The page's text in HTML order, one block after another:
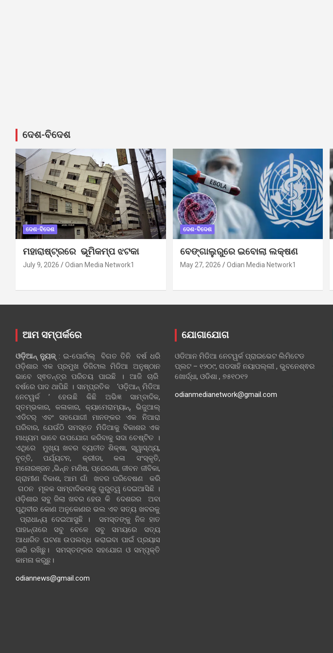
ଦେଶ-ବିଦେଶ
ଦେଶ-ବିଦେଶ
ମହାରାଷ୍ଟ୍ରରେ ଭୂମିକମ୍ପ ଝଟକା
July 9, 2026 Odian Media Network1
ଦେଶ-ବିଦେଶ
ବେଙ୍ଗାଲୁରୁରେ ଇବୋଲା ଲକ୍ଷଣ
May 27, 2026 Odian Media Network1
ଆମ ସମ୍ପର୍କରେ
ଓଡ଼ିଆନ୍‍ ନ୍ୟୁଜ୍‍: ଇ-ପୋର୍ଟାଲ୍ ବିଗତ ତିନି ବର୍ଷ ଧରି
ଓଡ଼ିଶାର ଏକ ପ୍ରମୁଖ ଡିଜିଟାଲ ମିଡିଆ ଅନୁଷ୍ଠାନ
ଭାବେ ସ୍ଵତନ୍ତ୍ର ପରିଚୟ ପାଇଛି । ଆଜି ଚାରି
ବର୍ଷରେ ପାଦ ଥାପିଛି । ସାମ୍ପ୍ରତିକ ‘ଓଡ଼ିଆନ୍‍ ମିଡିଆ
ନେଟୱର୍କ ’ ହେଉଛି କିଛି ଅଭିଜ୍ଞ ସାମ୍ବାଦିକ,
ସ୍ତମ୍ଭକାର, କଳାକାର, କ୍ୟାମେରାମ୍ୟାନ୍, ଭିଜୁଆଲ୍
ଏଡିଟର୍ ଏବଂ ସହଯୋଗୀ ମାନଙ୍କର ଏକ ନିଆରା
ପରିବାର, ଯେଉଁଠି ସମସ୍ତେ ମିଡିଆକୁ ବିକାଶର ଏକ
ମାଧ୍ୟମ ଭାବେ ଉପଯୋଗ କରିବାକୁ ସଦା ଚେଷ୍ଟିତ ।
ଏଥିରେ ମୁଖ୍ୟ ଖବର ବ୍ୟତୀତ ଶିକ୍ଷା, ସ୍ୱାସ୍ଥ୍ୟ,
ବୃତ୍ତି, ପର୍ଯ୍ୟଟନ, କ୍ରୀଡା, କଳା ସଂସ୍କୃତି,
ମନୋରଞ୍ଜନ ,ଭିନ୍ନ ମଣିଷ, ପ୍ରେରଣା, ଜୀବନ ଜୀବିକା,
ଗ୍ରାମୀଣ ବିକାଶ, ଆମ ଗାଁ ଖବର ପରିବେଷଣ କରି
ଗଠନ ମୂଳକ ସାମ୍ବାଦିକତାକୁ ଗୁରୁତ୍ୱ ଦେଇଆସିଛି ।
ଓଡ଼ିଶାର ସବୁ ଜିଲା ଖବର ହେଉ କି ଦେଶରର ଅବା
ପୃଥିବୀର କୋଣ ଅନୁକୋଣର ଭଲ ଏବ ସତ୍ୟ ଖବରକୁ
ପ୍ରାଧାନ୍ୟ ଦେଇଆସୁଛି । ସମସ୍ତଙ୍କୁ ନିଜ ହାତ
ପାହାନ୍ତାରେ ସବୁ ବେଳେ ସବୁ ସମୟରେ ସତ୍ୟ
ଆଧାରିତ ଘଟଣା ଉପଲବ୍ଧ କରାଇବା ପାଇଁ ପ୍ରୟାସ
ଜାରି ରଖିଛୁ। ସମସ୍ତଙ୍କର ସହଯୋଗ ଓ ସମ୍ପୃକ୍ତି
କାମନା କରୁଛୁ।
odiannews@gmail.com
ଯୋଗାଯୋଗ
ଓଡିଆନ ମିଡିଆ ନେଟୱର୍କ ପ୍ରାଇଭେଟ ଲିମିଟେଡ
ପ୍ଲଟ – ୧୨୦୯, ଗଡସାହି ନୟାପଲ୍ଲୀ , ଭୁବନେଶ୍ଵର
ଖୋର୍ଦ୍ଧା, ଓଡିଶା , ୭୫୧୦୧୨
odianmedianetwork@gmail.com